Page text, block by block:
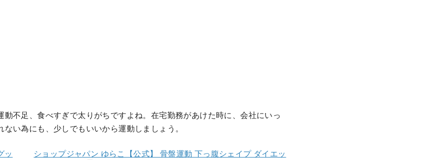
動不足、食べすぎで太りがちですよね。在宅勤務があけた時に、会社にいっ
い為にも、少しでもいいから運動しましょう。
ショップジャパン ゆらこ【公式】 骨盤運動 下っ腹シェイプ ダイエッ